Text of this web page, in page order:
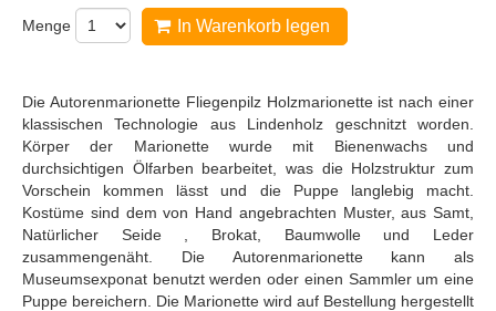
Menge In Warenkorb legen
Die Autorenmarionette Fliegenpilz Holzmarionette ist nach einer
klassischen Technologie aus Lindenholz geschnitzt worden.
Körper der Marionette wurde mit Bienenwachs und
durchsichtigen Ölfarben bearbeitet, was die Holzstruktur zum
Vorschein kommen lässt und die Puppe langlebig macht.
Kostüme sind dem von Hand angebrachten Muster, aus Samt,
Natürlicher Seide , Brokat, Baumwolle und Leder
zusammengenäht. Die Autorenmarionette kann als
Museumsexponat benutzt werden oder einen Sammler um eine
Puppe bereichern. Die Marionette wird auf Bestellung hergestellt